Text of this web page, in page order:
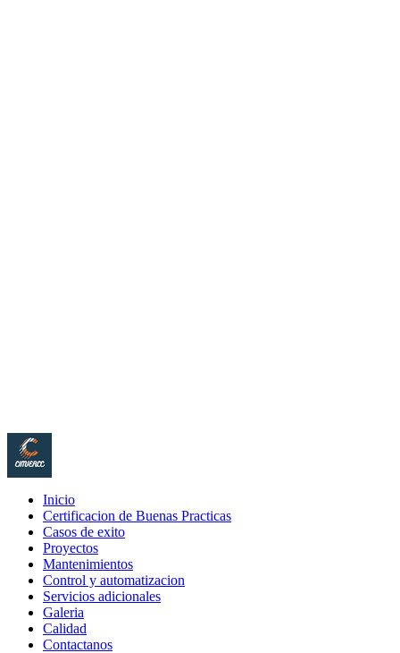
Inicio
Certificacion de Buenas Practicas
Casos de exito
Proyectos
Mantenimientos
Control y automatizacion
Servicios adicionales
Galeria
Calidad
Contactanos